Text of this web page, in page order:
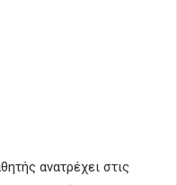
ανατρέχει στις